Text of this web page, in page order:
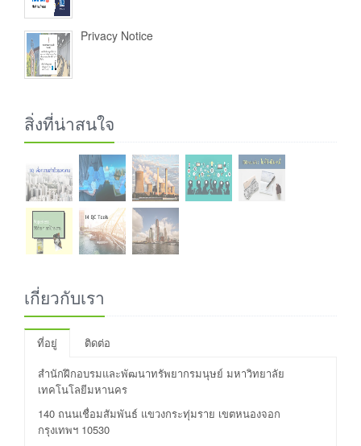
Privacy Notice
สิ่งที่น่าสนใจ
เกี่ยวกับเรา
ที่อยู่
ติดต่อ
สำนักฝึกอบรมและพัฒนาทรัพยากรมนุษย์ มหาวิทยาลัย
เทคโนโลยีมหานคร
140 ถนนเชื่อมสัมพันธ์ แขวงกระทุ่มราย เขตหนองจอก
กรุงเทพฯ 10530